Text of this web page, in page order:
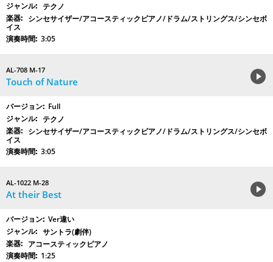
テクノ
シンセサイザー/アコースティックピアノ/ドラム/ストリングス/シンセボ
イス
3:05
AL-708 M-17
Touch of Nature
Full
テクノ
シンセサイザー/アコースティックピアノ/ドラム/ストリングス/シンセボ
イス
3:05
AL-1022 M-28
At their Best
Ver違い
サントラ(劇伴)
アコースティックピアノ
1:25